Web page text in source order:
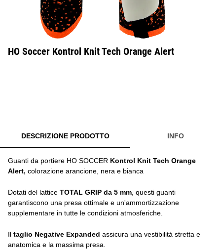
HO Soccer Kontrol Knit Tech Orange Alert
DESCRIZIONE PRODOTTO INFO
Guanti da portiere HO SOCCER Kontrol Knit Tech Orange
Alert, colorazione arancione, nera e bianca
Dotati del lattice TOTAL GRIP da 5 mm , questi guanti
garantiscono una presa ottimale e un'ammortizzazione
supplementare in tutte le condizioni atmosferiche.
Il taglio Negative Expanded assicura una vestibilità stretta e
anatomica e la massima presa.